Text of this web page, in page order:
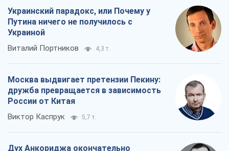
Украинский парадокс, или Почему у
Путина ничего не получилось с
Украиной
Виталий Портников 4,3 т.
Москва выдвигает претензии Пекину:
дружба превращается в зависимость
России от Китая
Виктор Каспрук 5,7 т.
Дух Анкориджа окончательно